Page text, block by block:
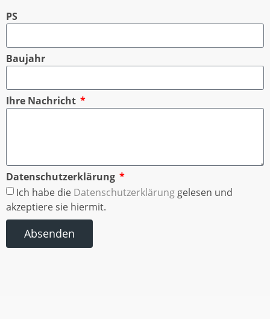
PS
Baujahr
Ihre Nachricht
Datenschutzerklärung
Ich habe die Datenschutzerklärung gelesen und
akzeptiere sie hiermit.
Absenden